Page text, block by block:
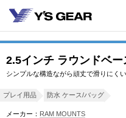
2.5インチ ラウンドベー
シンプルな構造ながら頑丈で滑りにく
プレイ用品 防水 ケース/バッグ
メーカー： RAM MOUNTS